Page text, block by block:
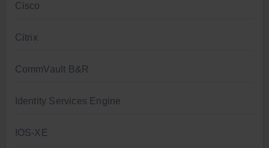
Cisco
Citrix
CommVault B&R
Identity Services Engine
IOS-XE